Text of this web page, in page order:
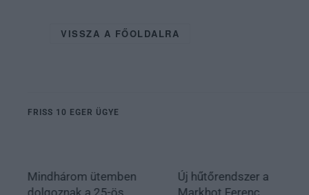
VISSZA A FŐOLDALRA
FRISS 10 EGER ÜGYE
Mindhárom ütemben
dolgoznak a 25-ös
Új hűtőrendszer a
Markhot Ferenc